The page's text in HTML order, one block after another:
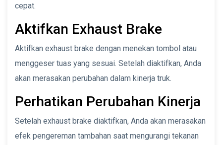
cepat.
Aktifkan Exhaust Brake
Aktifkan exhaust brake dengan menekan tombol atau
menggeser tuas yang sesuai. Setelah diaktifkan, Anda
akan merasakan perubahan dalam kinerja truk.
Perhatikan Perubahan Kinerja
Setelah exhaust brake diaktifkan, Anda akan merasakan
efek pengereman tambahan saat mengurangi tekanan